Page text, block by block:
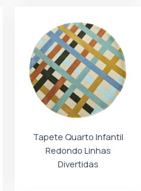
Tapete Quarto Infantil
Redondo Linhas
Divertidas